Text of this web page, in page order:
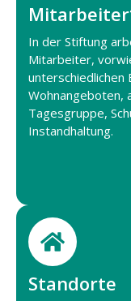
In der Stiftung
Mitarbeiter,
unterschiedlichen
Wohnangeboten,
Tagesgruppe,
Instandhaltung.
Standorte